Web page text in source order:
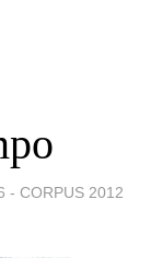
- CORPUS 2012